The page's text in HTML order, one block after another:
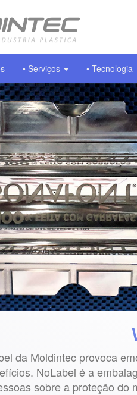
• Serviços • Tecnologia
da Moldintec provoca
NoLabel é a
sobre a proteção do